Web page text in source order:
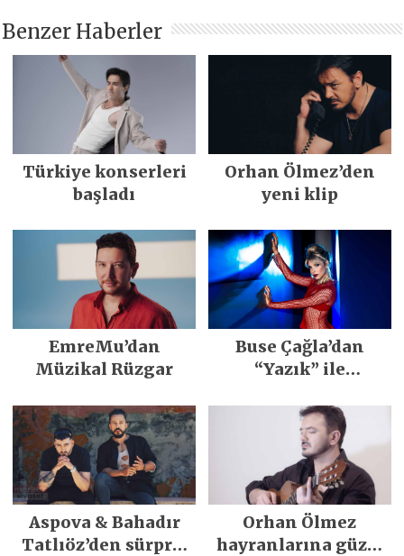
Benzer Haberler
Türkiye konserleri
başladı
Orhan Ölmez’den
yeni klip
EmreMu’dan
Müzikal Rüzgar
Buse Çağla’dan
“Yazık” ile
Aspova & Bahadır
Tatlıöz’den sürpriz
Orhan Ölmez
hayranlarına güzel